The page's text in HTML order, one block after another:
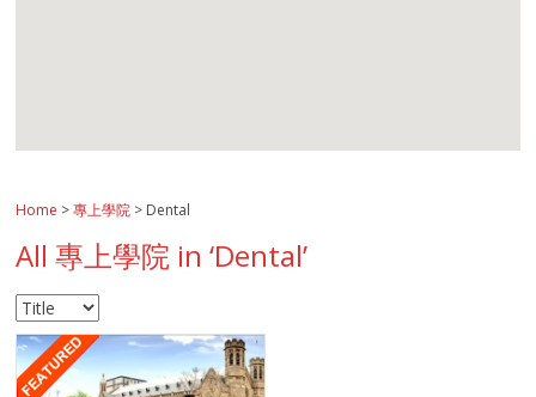
Home >專上學院 > Dental
All 專上學院 in ‘Dental’